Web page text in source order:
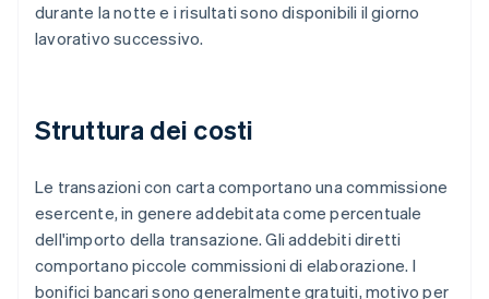
durante la notte e i risultati sono disponibili il giorno
lavorativo successivo.
Struttura dei costi
Le transazioni con carta comportano una commissione
esercente, in genere addebitata come percentuale
dell'importo della transazione. Gli addebiti diretti
comportano piccole commissioni di elaborazione. I
bonifici bancari sono generalmente gratuiti, motivo per